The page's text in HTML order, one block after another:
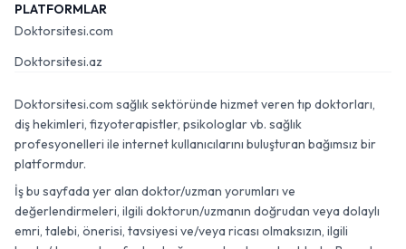
PLATFORMLAR
Doktorsitesi.com
Doktorsitesi.az
Doktorsitesi.com sağlık sektöründe hizmet veren tıp doktorları,
diş hekimleri, fizyoterapistler, psikologlar vb. sağlık
profesyonelleri ile internet kullanıcılarını buluşturan bağımsız bir
platformdur.
İş bu sayfada yer alan doktor/uzman yorumları ve
değerlendirmeleri, ilgili doktorun/uzmanın doğrudan veya dolaylı
emri, talebi, önerisi, tavsiyesi ve/veya ricası olmaksızın, ilgili